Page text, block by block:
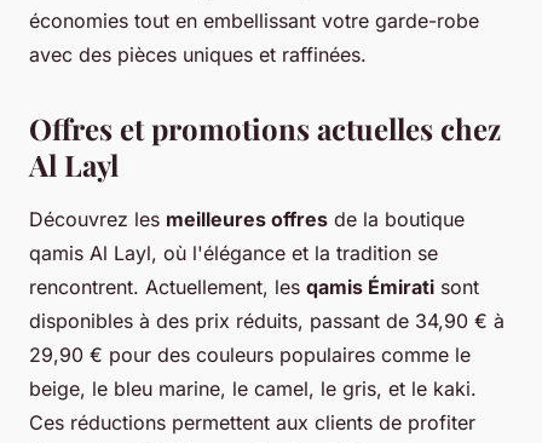
économies tout en embellissant votre garde-robe
avec des pièces uniques et raffinées.
Offres et promotions actuelles chez
Al Layl
Découvrez les meilleures offres de la boutique
qamis Al Layl, où l'élégance et la tradition se
rencontrent. Actuellement, les qamis Émirati sont
disponibles à des prix réduits, passant de 34,90 € à
29,90 € pour des couleurs populaires comme le
beige, le bleu marine, le camel, le gris, et le kaki.
Ces réductions permettent aux clients de profiter